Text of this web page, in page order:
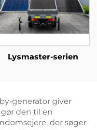
Lysmaster-serien
generator giver
den til en
der søger